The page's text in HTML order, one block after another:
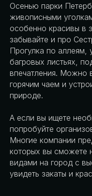
Осенью парки
живописными
особенно красивы в
забывайте и про
Прогулка по
багровых листьях,
впечатления. Можно
горячим чаем и
природе.
А если вы ищете
попробуйте
Многие компании
которых вы сможете
видами на город с
увидеть закаты и